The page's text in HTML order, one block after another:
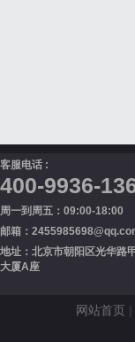
客服电话 :
400-9936-
周一到周五：09:00-18:00
邮箱：
地址：北京市朝阳区光华路
大厦A座
网站首页 |